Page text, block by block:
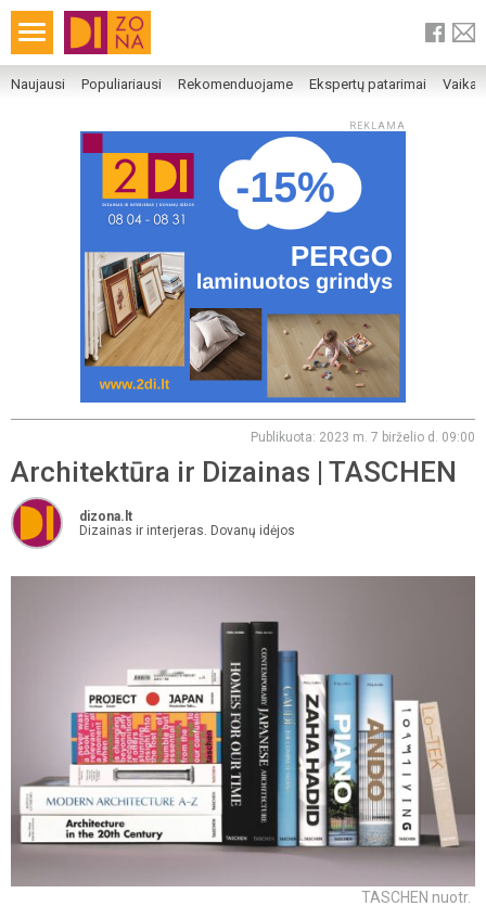
Naujausi Populiariausi Rekomenduojame Ekspertų patarimai
REKLAMA
Publikuota: 2023 m. 7 birželio d. 09:00
Architektūra ir Dizainas | TASCHEN
dizona.lt
Dizainas ir interjeras. Dovanų idėjos
TASCHEN nuotr.